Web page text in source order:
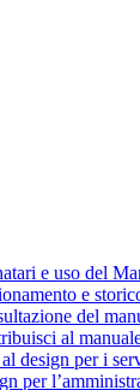
e uso del
e
del
al
design per i
per